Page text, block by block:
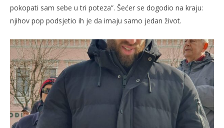
pokopati sam sebe u tri poteza”. Šećer se dogodio na kraju:
njihov pop podsjetio ih je da imaju samo jedan život.